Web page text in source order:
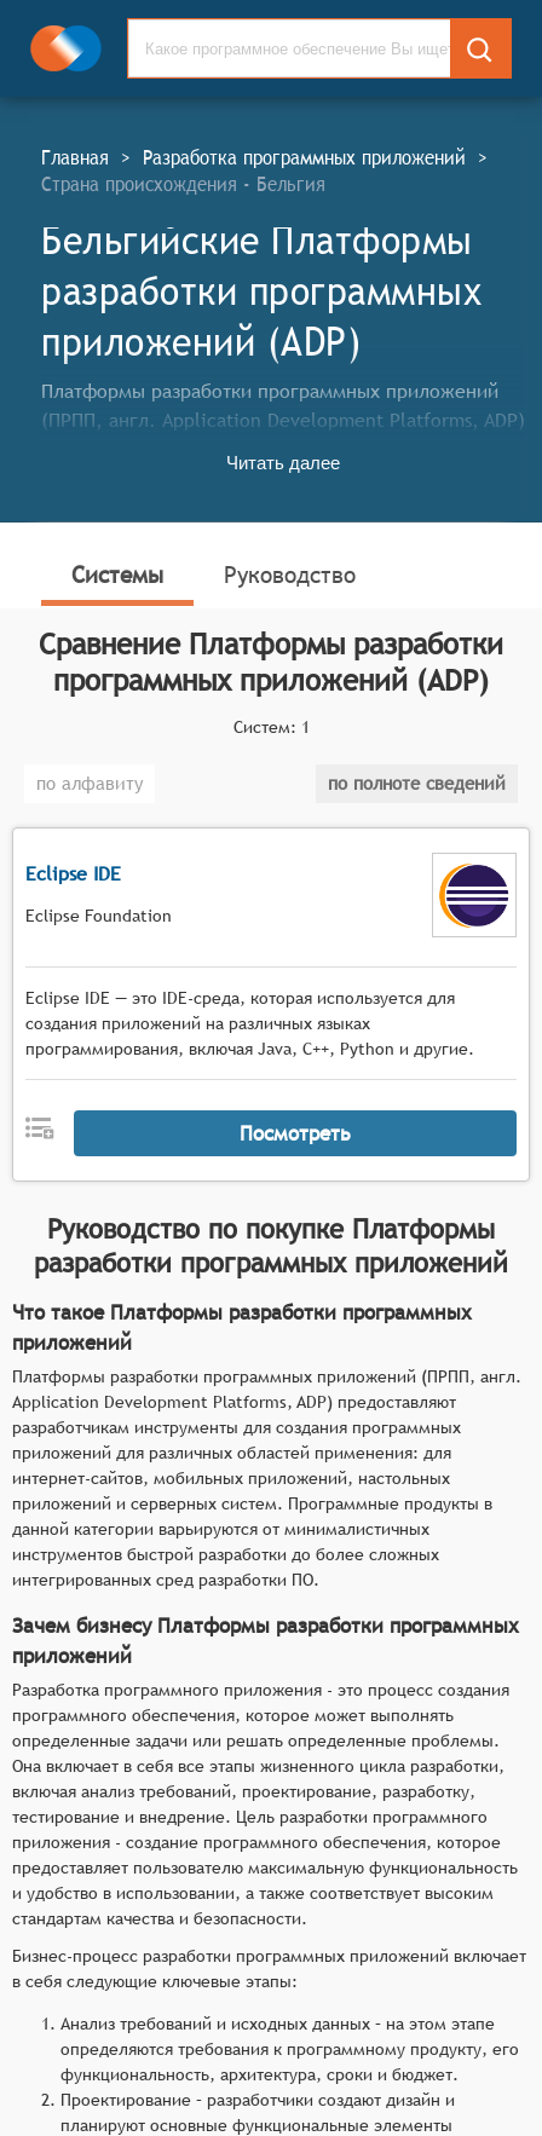
Главная > Разработка программных приложений >
Страна происхождения - Бельгия
Бельгийские Платформы
разработки программных
приложений (ADP)
Платформы разработки программных приложений
(ПРПП, англ. Application Development Platforms, ADP)
создания программных приложений для различных
серверных систем. Программные продукты в данной
категории варьируются от минималистичных
сложных интегрированных сред разработки ПО.
Классификатор программных продуктов Соваре
определяет конкретные функциональные критерии
разработки программных приложений система
интерфейса, чтобы даже непрофессиональные
разработчики могли легко разрабатывать
Наличие большого набора инструментов и
библиотек, которые помогают разработчикам
создавать приложения быстрее и
эффективнее.
программирования и операционных систем для
максимальной гибкости при разработке.
Высокая производительность, чтобы
большим количеством пользователей.
Безопасность и защита данных, поскольку
приложения защищены от взломов и хакерских
атак.
Масштабируемость, чтобы приложения могли
расти и развиваться вместе с бизнесом
клиента.
Высокая надёжность и отказоустойчивость,
чтобы приложения работали непрерывно и не
вызывали проблем для пользователей.
Читать далее
Системы Руководство
Сравнение Платформы разработки
программных приложений (ADP)
Систем: 1
по алфавиту по полноте сведений
Eclipse IDE
Eclipse Foundation
Eclipse IDE — это IDE-среда, которая используется для
создания приложений на различных языках
программирования, включая Java, C++, Python и другие.
Посмотреть
Руководство по покупке Платформы
разработки программных приложений
Что такое Платформы разработки программных
приложений
Платформы разработки программных приложений (ПРПП, англ.
Application Development Platforms, ADP) предоставляют
разработчикам инструменты для создания программных
приложений для различных областей применения: для
интернет-сайтов, мобильных приложений, настольных
приложений и серверных систем. Программные продукты в
данной категории варьируются от минималистичных
инструментов быстрой разработки до более сложных
интегрированных сред разработки ПО.
Зачем бизнесу Платформы разработки программных
приложений
Разработка программного приложения - это процесс создания
программного обеспечения, которое может выполнять
определенные задачи или решать определенные проблемы.
Она включает в себя все этапы жизненного цикла разработки,
включая анализ требований, проектирование, разработку,
тестирование и внедрение. Цель разработки программного
приложения - создание программного обеспечения, которое
предоставляет пользователю максимальную функциональность
и удобство в использовании, а также соответствует высоким
стандартам качества и безопасности.
Бизнес-процесс разработки программных приложений включает
в себя следующие ключевые этапы:
Анализ требований и исходных данных – на этом этапе
определяются требования к программному продукту, его
функциональность, архитектура, сроки и бюджет.
Проектирование – разработчики создают дизайн и
планируют основные функциональные элементы